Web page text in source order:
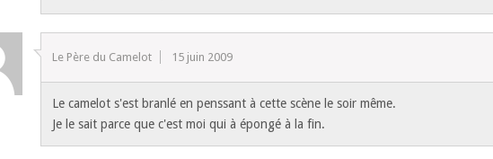
Le Père du Camelot 15 juin 2009
Le camelot s'est branlé en penssant à cette scène le soir même.
Je le sait parce que c'est moi qui à épongé à la fin.